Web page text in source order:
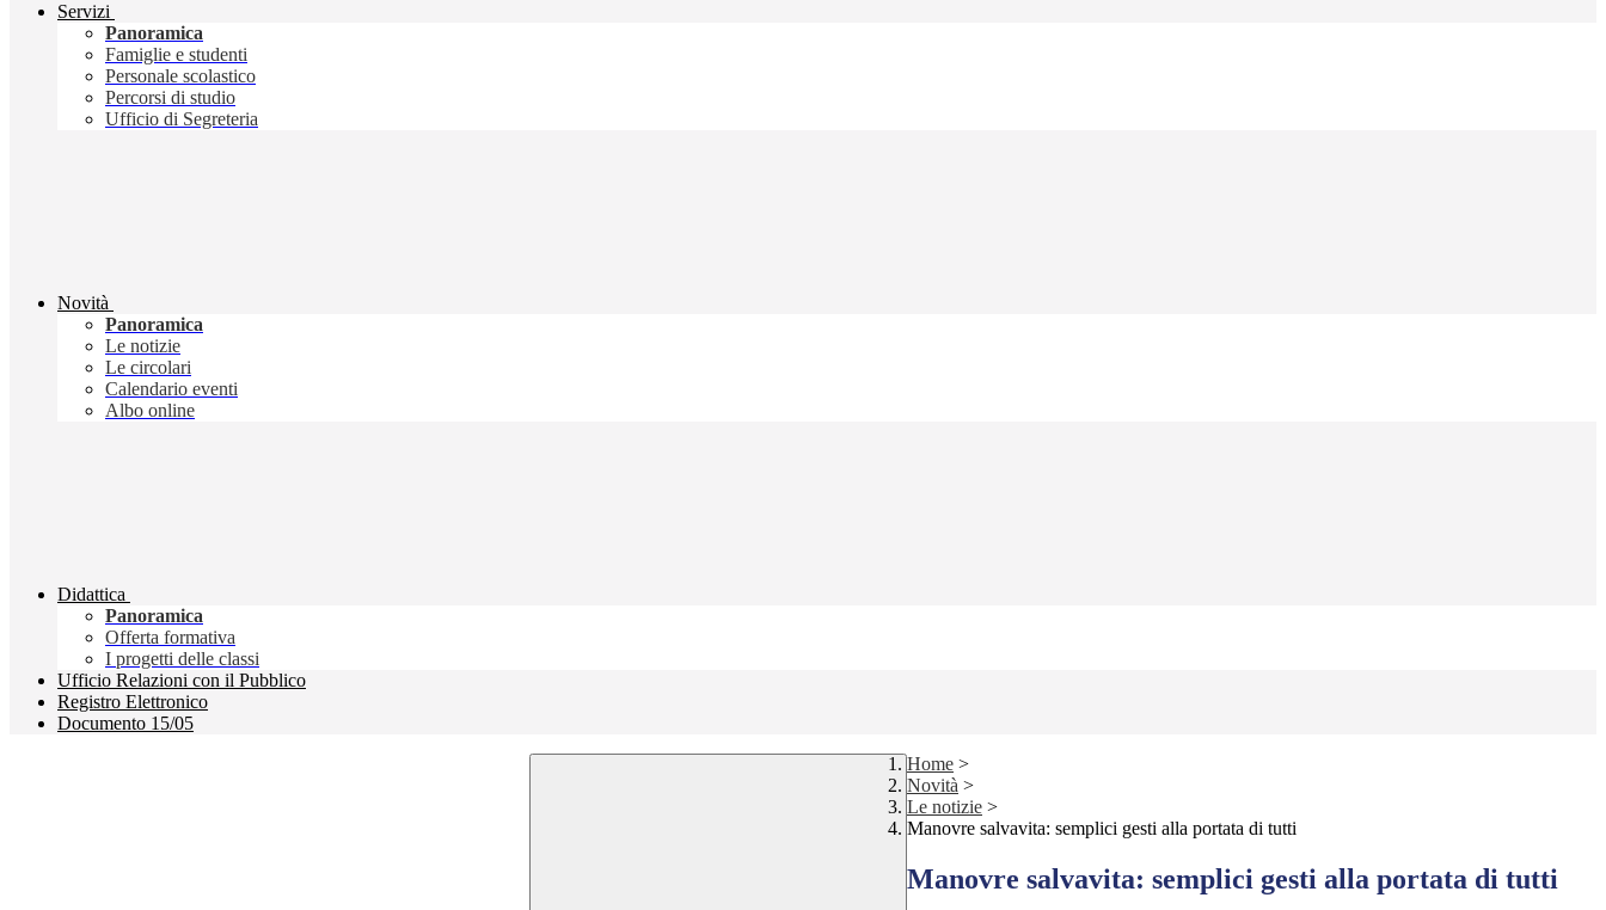
Servizi
Panoramica
Famiglie e studenti
Personale scolastico
Percorsi di studio
Ufficio di Segreteria
Novità
Panoramica
Le notizie
Le circolari
Calendario eventi
Albo online
Didattica
Panoramica
Offerta formativa
I progetti delle classi
Ufficio Relazioni con il Pubblico
Registro Elettronico
Documento 15/05
Home >
Novità >
Le notizie >
Manovre salvavita: semplici gesti alla portata di tutti
Manovre salvavita: semplici gesti alla portata di tutti